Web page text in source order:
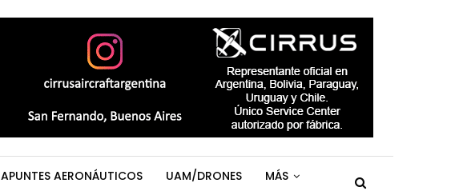
APUNTES AERONÁUTICOS UAM/DRONES MÁS